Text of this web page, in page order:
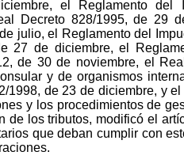
el Reglamento del
Decreto 828/1995, de 29
julio, el Reglamento del
27 de diciembre, el
de 30 de noviembre, el
y de organismos
de 23 de diciembre, y
y los procedimientos de
los tributos, modificó el
que deban cumplir con